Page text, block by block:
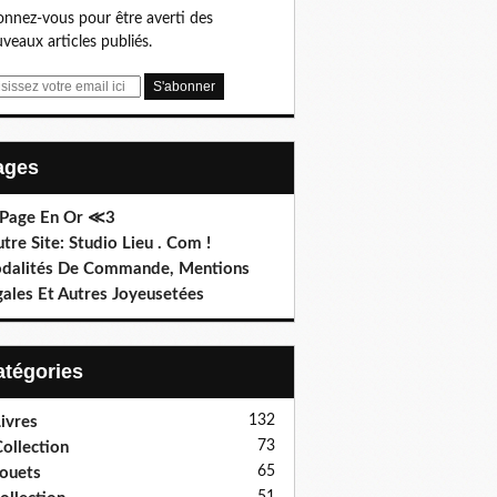
vous pour être averti des
articles publiés.
Page En Or ≪3
Site: Studio Lieu . Com !
De Commande, Mentions
Et Autres Joyeusetées
132
73
65